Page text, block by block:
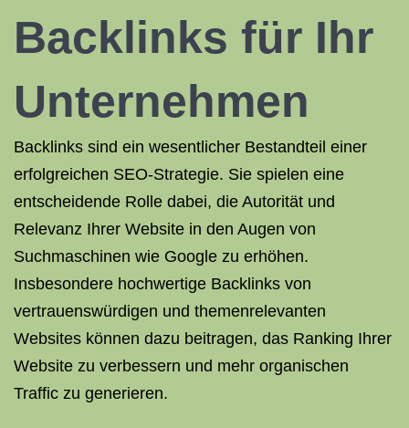
Backlinks für Ihr
Unternehmen
Backlinks sind ein wesentlicher Bestandteil einer
erfolgreichen SEO-Strategie. Sie spielen eine
entscheidende Rolle dabei, die Autorität und
Relevanz Ihrer Website in den Augen von
Suchmaschinen wie Google zu erhöhen.
Insbesondere hochwertige Backlinks von
vertrauenswürdigen und themenrelevanten
Websites können dazu beitragen, das Ranking Ihrer
Website zu verbessern und mehr organischen
Traffic zu generieren.